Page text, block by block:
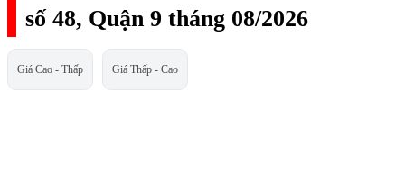
số 48, Quận 9 tháng 08/2026
Giá Cao - Thấp Giá Thấp - Cao